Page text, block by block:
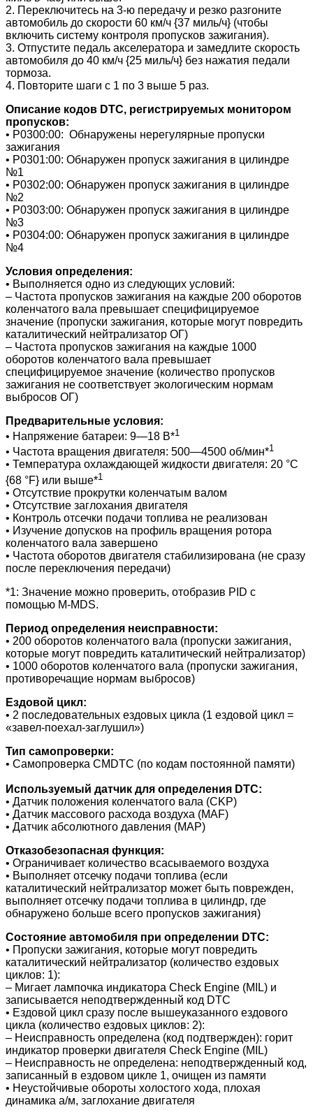
2. Переключитесь на 3-ю передачу и резко разгоните
автомобиль до скорости 60 км/ч {37 миль/ч} (чтобы
включить систему контроля пропусков зажигания).
3. Отпустите педаль акселератора и замедлите скорость
автомобиля до 40 км/ч {25 миль/ч} без нажатия педали
тормоза.
4. Повторите шаги с 1 по 3 выше 5 раз.
Описание кодов DTC, регистрируемых монитором
пропусков:
• P0300:00: Обнаружены нерегулярные пропуски
зажигания
• P0301:00: Обнаружен пропуск зажигания в цилиндре
№1
• P0302:00: Обнаружен пропуск зажигания в цилиндре
№2
• P0303:00: Обнаружен пропуск зажигания в цилиндре
№3
• P0304:00: Обнаружен пропуск зажигания в цилиндре
№4
Условия определения:
• Выполняется одно из следующих условий:
– Частота пропусков зажигания на каждые 200 оборотов
коленчатого вала превышает специфицируемое
значение (пропуски зажигания, которые могут повредить
каталитический нейтрализатор ОГ)
– Частота пропусков зажигания на каждые 1000
оборотов коленчатого вала превышает
специфицируемое значение (количество пропусков
зажигания не соответствует экологическим нормам
выбросов ОГ)
Предварительные условия:
• Напряжение батареи: 9—18 В*1
• Частота вращения двигателя: 500—4500 об/мин*1
• Температура охлаждающей жидкости двигателя: 20 °C
{68 °F} или выше*1
• Отсутствие прокрутки коленчатым валом
• Отсутствие заглохания двигателя
• Контроль отсечки подачи топлива не реализован
• Изучение допусков на профиль вращения ротора
коленчатого вала завершено
• Частота оборотов двигателя стабилизирована (не сразу
после переключения передачи)
*1: Значение можно проверить, отобразив PID с
помощью M-MDS.
Период определения неисправности:
• 200 оборотов коленчатого вала (пропуски зажигания,
которые могут повредить каталитический нейтрализатор)
• 1000 оборотов коленчатого вала (пропуски зажигания,
противоречащие нормам выбросов)
Ездовой цикл:
• 2 последовательных ездовых цикла (1 ездовой цикл =
«завел-поехал-заглушил»)
Тип самопроверки:
• Самопроверка CMDTC (по кодам постоянной памяти)
Используемый датчик для определения DTC:
• Датчик положения коленчатого вала (CKP)
• Датчик массового расхода воздуха (MAF)
• Датчик абсолютного давления (MAP)
Отказобезопасная функция:
• Ограничивает количество всасываемого воздуха
• Выполняет отсечку подачи топлива (если
каталитический нейтрализатор может быть поврежден,
выполняет отсечку подачи топлива в цилиндр, где
обнаружено больше всего пропусков зажигания)
Состояние автомобиля при определении DTC:
• Пропуски зажигания, которые могут повредить
каталитический нейтрализатор (количество ездовых
циклов: 1):
– Мигает лампочка индикатора Check Engine (MIL) и
записывается неподтвержденный код DTC
• Ездовой цикл сразу после вышеуказанного ездового
цикла (количество ездовых циклов: 2):
– Неисправность определена (код подтвержден): горит
индикатор проверки двигателя Check Engine (MIL)
– Неисправность не определена: неподтвержденный код,
записанный в ездовом цикле 1, очищен из памяти
• Неустойчивые обороты холостого хода, плохая
динамика а/м, заглохание двигателя